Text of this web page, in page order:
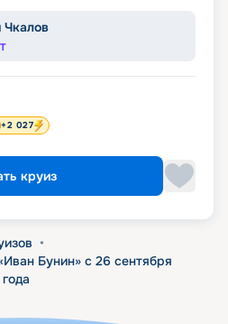
Чкалов
+2 027
круиз
•
Бунин» с 26 сентября